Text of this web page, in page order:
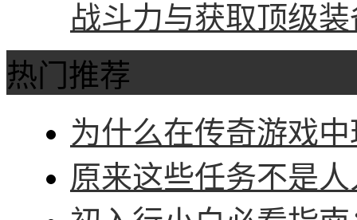
战斗力与获取顶级
热门推荐
为什么在传奇游戏
原来这些任务不是